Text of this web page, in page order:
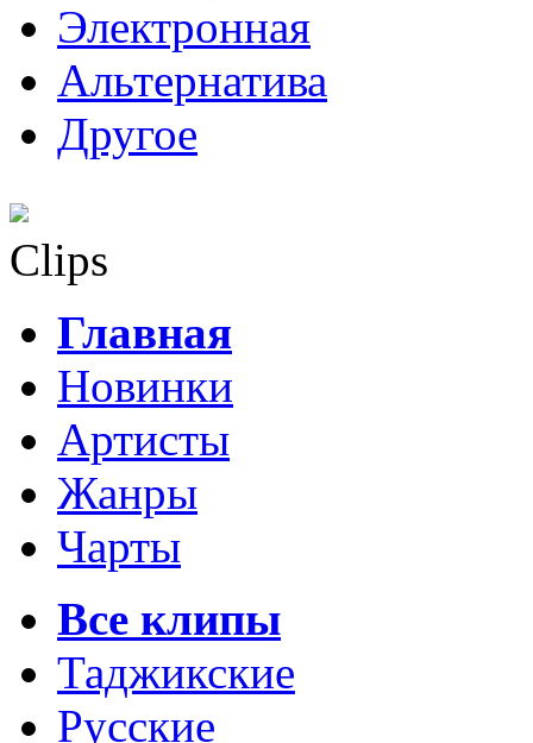
Электронная
Альтернатива
Другое
Clips
Главная
Новинки
Артисты
Жанры
Чарты
Все клипы
Таджикские
Русские